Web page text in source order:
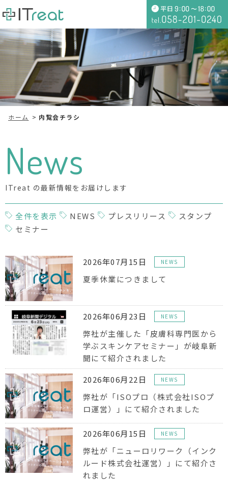
ホーム 内覧会チラシ
News
ITreat の最新情報をお届けします
全件を表示 NEWS プレスリリース
スタンプ
セミナー
2026年07月15日 NEWS
夏季休業につきまして
2026年06月23日 NEWS
弊社が主催した「皮膚科専門医から
学ぶスキンケアセミナー」が岐阜新
聞にて紹介されました
2026年06月22日 NEWS
弊社が「ISOプロ（株式会社ISOプ
ロ運営）」にて紹介されました
2026年06月15日 NEWS
弊社が「ニューロリワーク（インク
ルード株式会社運営）」にて紹介さ
れました